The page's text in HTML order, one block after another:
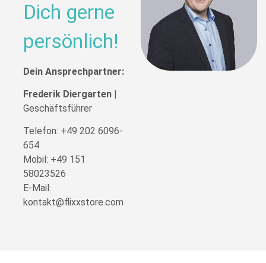
Dich gerne
persönlich!
Dein Ansprechpartner:
Frederik Diergarten |
Geschäftsführer
Telefon: +49 202 6096-
654
Mobil: +49 151
58023526
E-Mail:
kontakt@flixxstore.com